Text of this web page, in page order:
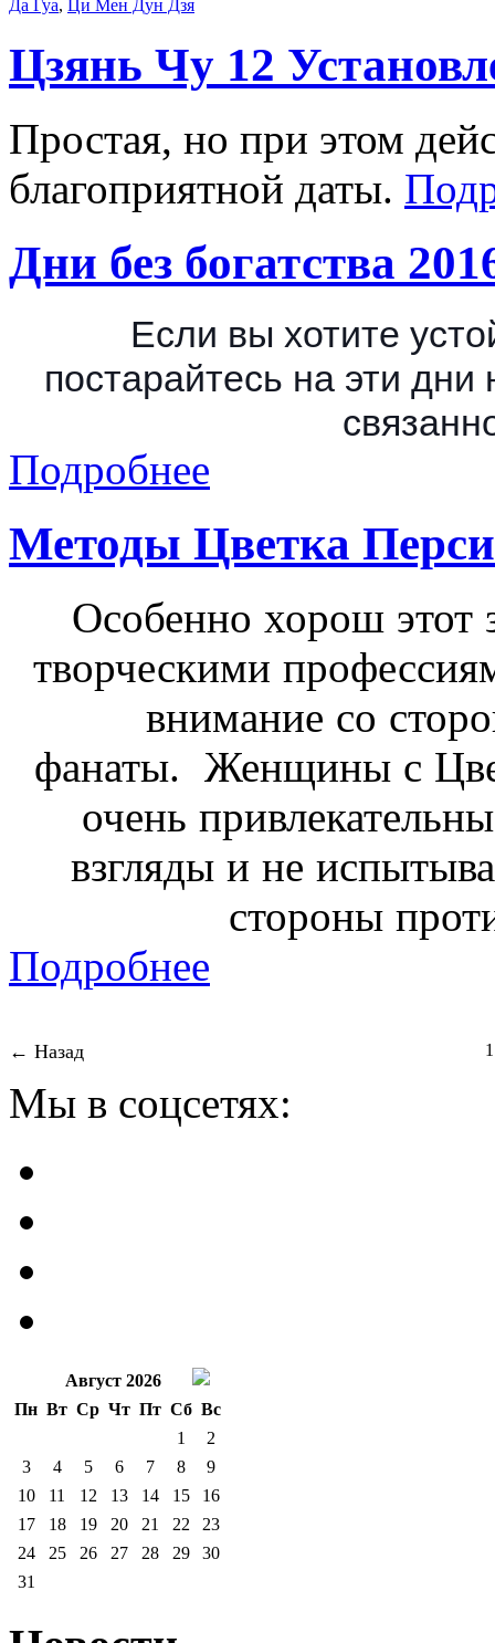
Да Гуа, Ци Мен Дун Дзя
Цзянь Чу 12
Простая, но при этом
благоприятной даты.
Дни без богатства
Если вы хотите
постарайтесь на эти
Подробнее
Методы Цветка
Особенно хорош этот
творческими
внимание со
фанаты. Женщины с
очень
взгляды и не
стороны
Подробнее
← Назад 1
Мы в соцсетях:
Август 2026
Пн Вт Ср Чт Пт Сб Вс
1
2
3
4 5 6 7 8
9
10
11 12 13 14 15
16
17
18 19 20 21 22
23
24
25 26 27 28 29
30
31